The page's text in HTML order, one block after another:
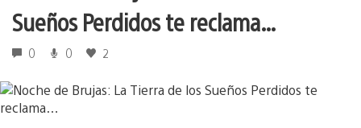
Sueños Perdidos te reclama…
0 0 2